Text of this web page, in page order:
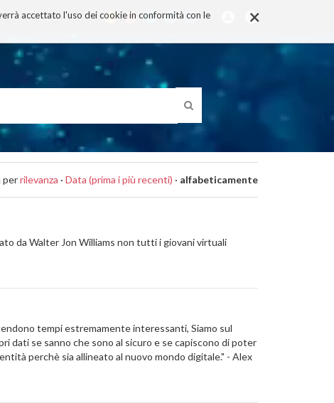
×
accettato l'uso dei cookie in conformità con le
perrilevanza · Data (prima i più recenti) · alfabeticamente
da Walter Jon Williams non tutti i giovani virtuali
tempi estremamente interessanti, Siamo sul
dati se sanno che sono al sicuro e se capiscono di poter
perchè sia allineato al nuovo mondo digitale." - Alex